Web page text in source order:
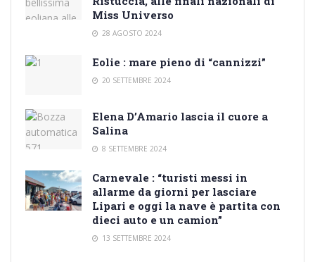
Miss Universo
28 AGOSTO 2024
Eolie : mare pieno di “cannizzi”
20 SETTEMBRE 2024
Elena D’Amario lascia il cuore a
Salina
8 SETTEMBRE 2024
Carnevale : “turisti messi in
allarme da giorni per lasciare
Lipari e oggi la nave è partita con
dieci auto e un camion”
13 SETTEMBRE 2024